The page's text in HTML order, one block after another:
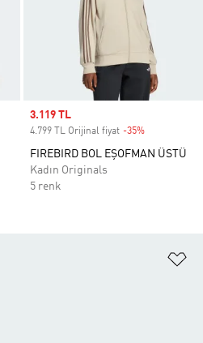
Sale price
3.119 TL
4.799 TL Orijinal fiyat -35%
FIREBIRD BOL EŞOFMAN ÜSTÜ
Kadın Originals
5 renk